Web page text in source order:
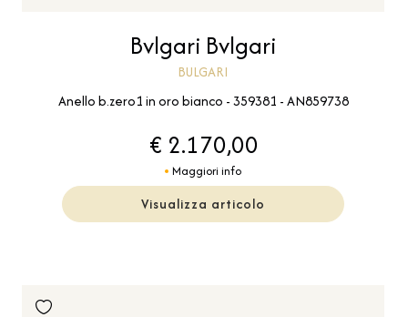
Bvlgari Bvlgari
BULGARI
Anello b.zero1 in oro bianco - 359381 - AN859738
€ 2.170,00
Maggiori info
Visualizza articolo